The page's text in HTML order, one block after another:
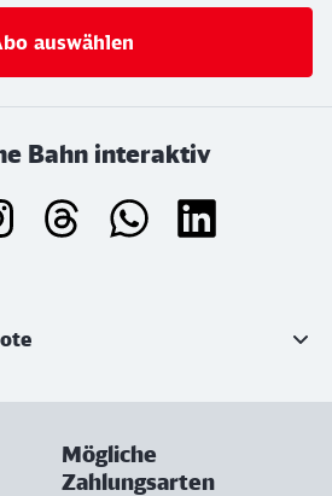
auswählen
Bahn interaktiv
Mögliche
Zahlungsarten